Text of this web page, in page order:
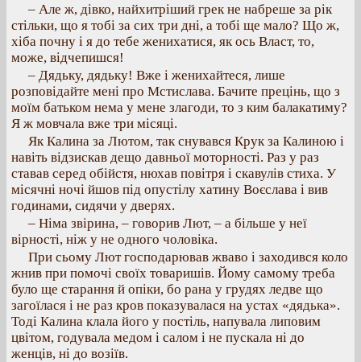
– Але ж, дівко, найхитріший грек не набреше за рік
стільки, що я тобі за сих три дні, а тобі ще мало? Що ж,
хіба почну і я до тебе женихатися, як ось Власт, то,
може, відчепишся!
– Дядьку, дядьку! Вже і женихайтеся, лише
розповідайте мені про Мстислава. Бачите прецінь, що з
моїм батьком нема у мене злагоди, то з ким балакатиму?
Я ж мовчала вже три місяці.
Як Калина за Лютом, так снувався Крук за Калиною і
навіть відзискав дещо давньої моторності. Раз у раз
ставав серед обійстя, нюхав повітря і скавулів стиха. У
місячні ночі йшов під опустілу хатину Воєслава і вив
годинами, сидячи у дверях.
– Німа звірина, – говорив Лют, – а більше у неї
вірності, ніж у не одного чоловіка.
При сьому Лют господарював жваво і заходився коло
жнив при помочі своїх товаришів. Йому самому треба
було ще старання й опіки, бо рана у грудях ледве що
загоїлася і не раз кров показувалася на устах «дядька».
Тоді Калина клала його у постіль, напувала липовим
цвітом, годувала медом і салом і не пускала ні до
женців, ні до возіїв.